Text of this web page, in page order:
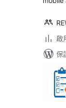
啟
保